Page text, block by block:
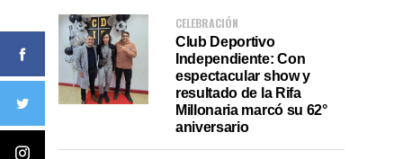
CELEBRACIÓN
Club Deportivo
Independiente: Con
espectacular show y
resultado de la Rifa
Millonaria marcó su 62°
aniversario